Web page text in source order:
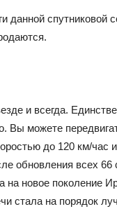
данной спутниковой
и всегда.
Вы можете
до 120 км/час
обновления всех 66
на новое поколение
стала на порядок